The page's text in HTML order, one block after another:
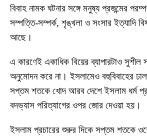
বিবাহ নামক ঘটনার সঙ্গে মনুষ্য প্রজন্মের
সম্পত্তি-সম্পর্ক, শৃঙ্খলা ও সংসার ইত্যাদি
আছে।
এ কারণেই একাধিক বিয়ের ব্যাপারটাও
অনুমোদন করে না। ইসলামেও বহুবিবাহের
সপ্তম শতকে খোদ আরব দেশে ইসলাম ধর্ম
বদভ্যাস পরিত্যাগের ওপর জোর দেওয়া হয়।
ইসলাম প্রচারের শুরুর দিকে সপ্তম শতকে